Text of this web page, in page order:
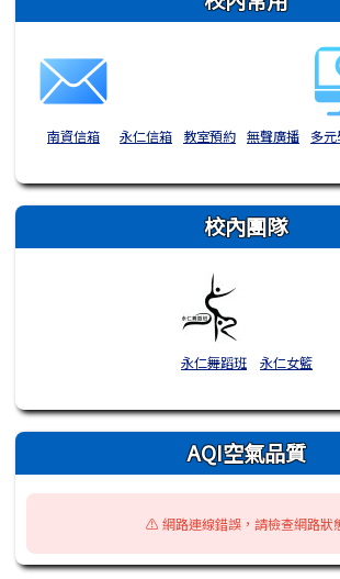
南資信箱 永仁信箱 教室預約 無聲廣播 多
校內團隊
永仁舞蹈班 永仁女籃
AQI空氣品質
⚠️ 網路連線錯誤，請檢查網路狀